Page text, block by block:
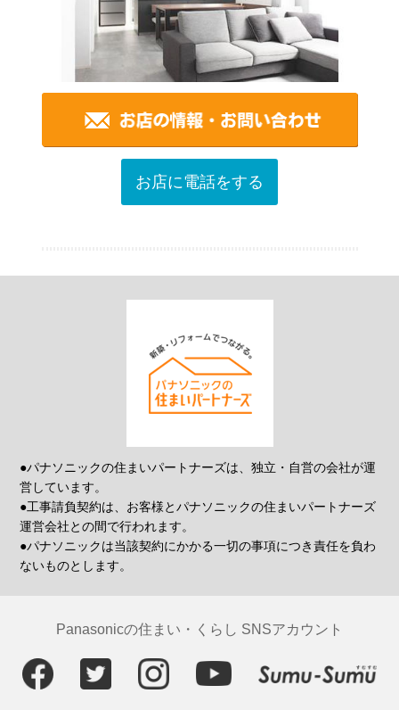
お店に電話をする
●パナソニックの住まいパートナーズは、独立・自営の会社が運
営しています。
●工事請負契約は、お客様とパナソニックの住まいパートナーズ
運営会社との間で行われます。
●パナソニックは当該契約にかかる一切の事項につき責任を負わ
ないものとします。
Panasonicの住まい・くらし SNSアカウント